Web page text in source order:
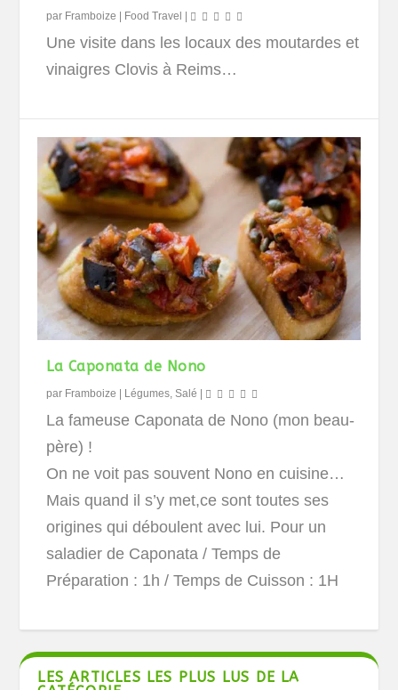
par Framboize Food Travel
Une visite dans les locaux des moutardes et
vinaigres Clovis à Reims…
La Caponata de Nono
par Framboize | Légumes ,Salé |
La fameuse Caponata de Nono (mon beau-
père) !
On ne voit pas souvent Nono en cuisine…
Mais quand il s’y met,ce sont toutes ses
origines qui déboulent avec lui. Pour un
saladier de Caponata/ Temps de
Préparation : 1h / Temps de Cuisson : 1H
LES ARTICLES LES PLUS LUS DE LA